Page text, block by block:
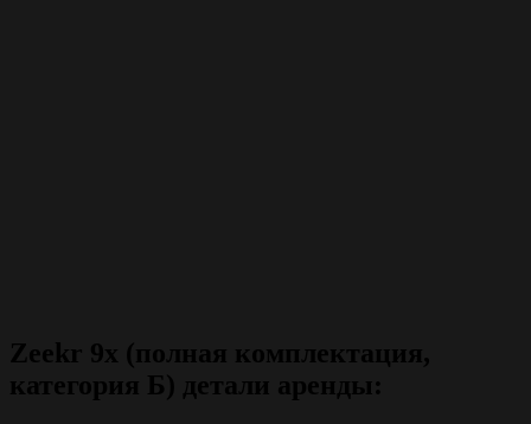
Zeekr 9x (полная комплектация,
категория Б) детали аренды: